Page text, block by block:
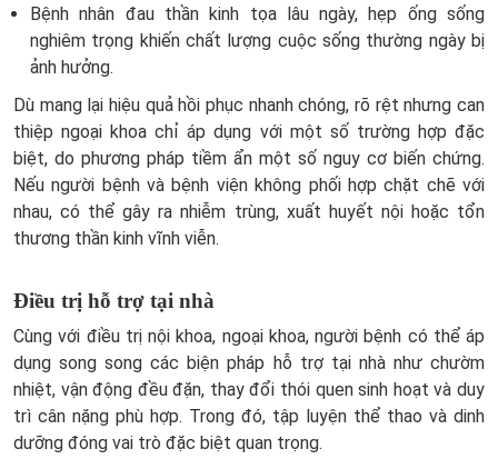
Bệnh nhân đau thần kinh tọa lâu ngày, hẹp ống sống
nghiêm trọng khiến chất lượng cuộc sống thường ngày bị
ảnh hưởng.
Dù mang lại hiệu quả hồi phục nhanh chóng, rõ rệt nhưng can
thiệp ngoại khoa chỉ áp dụng với một số trường hợp đặc
biệt, do phương pháp tiềm ẩn một số nguy cơ biến chứng.
Nếu người bệnh và bệnh viện không phối hợp chặt chẽ với
nhau, có thể gây ra nhiễm trùng, xuất huyết nội hoặc tổn
thương thần kinh vĩnh viễn.
Điều trị hỗ trợ tại nhà
Cùng với điều trị nội khoa, ngoại khoa, người bệnh có thể áp
dụng song song các biện pháp hỗ trợ tại nhà như chườm
nhiệt, vận động đều đặn, thay đổi thói quen sinh hoạt và duy
trì cân nặng phù hợp. Trong đó, tập luyện thể thao và dinh
dưỡng đóng vai trò đặc biệt quan trọng.